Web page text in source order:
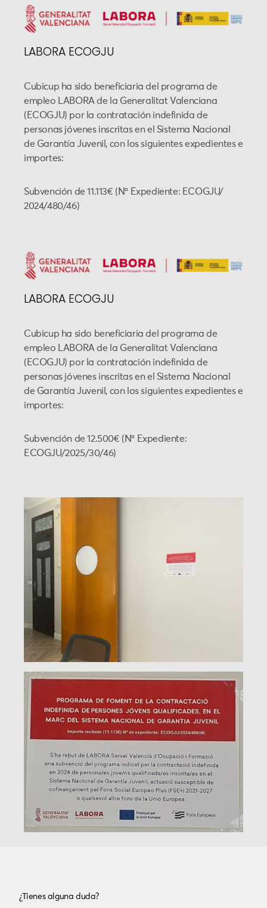
LABORA ECOGJU
Cubicup ha sido beneficiaria del programa de
empleo LABORA de la Generalitat Valenciana
(ECOGJU) por la contratación indefinida de
personas jóvenes inscritas en el Sistema Nacional
de Garantía Juvenil, con los siguientes expedientes e
importes:
Subvención de 11.113€ (Nº Expediente: ECOGJU/
2024/480/46)
LABORA ECOGJU
Cubicup ha sido beneficiaria del programa de
empleo LABORA de la Generalitat Valenciana
(ECOGJU) por la contratación indefinida de
personas jóvenes inscritas en el Sistema Nacional
de Garantía Juvenil, con los siguientes expedientes e
importes:
Subvención de 12.500€ (Nº Expediente:
ECOGJU/2025/30/46)
¿Tienes alguna duda?